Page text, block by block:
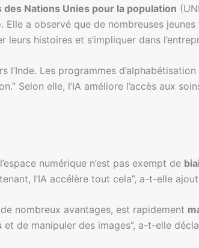
des Nations Unies pour la population
. Elle a observé que de nombreuses
histoires et s’impliquer dans
l’Inde. Les programmes
Selon elle, l’IA améliore l’accès aux
numérique n’est pas exempt de
l’IA accélère tout cela”, a-t-elle
nombreux avantages, est rapidement
et de manipuler des images”, a-t-elle